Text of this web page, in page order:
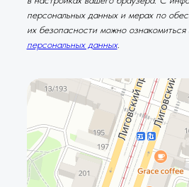
персональных данных и мерах по
их безопасности можно ознакомиться
персональных данных.